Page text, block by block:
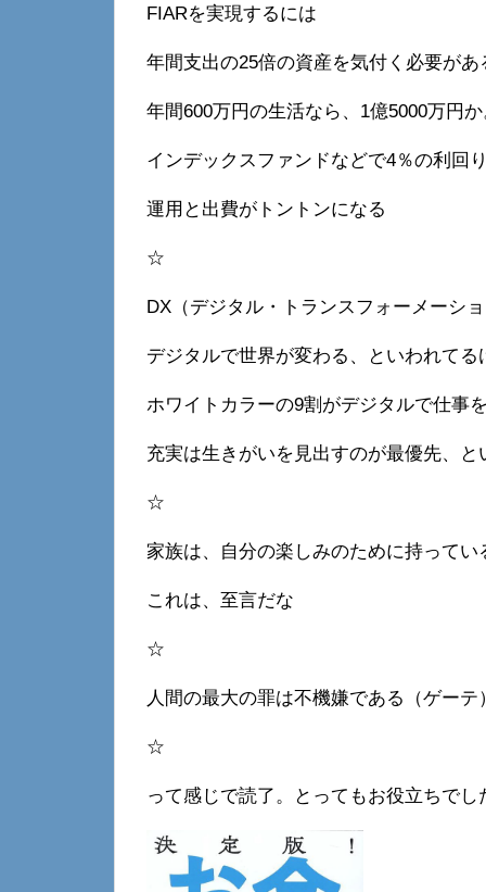
FIARを実現するには
年間支出の25倍の資産を気付く必要があ
年間600万円の生活なら、1億5000万円
インデックスファンドなどで4％の利回
運用と出費がトントンになる
☆
DX（デジタル・トランスフォーメーシ
デジタルで世界が変わる、といわれてる
ホワイトカラーの9割がデジタルで仕事
充実は生きがいを見出すのが最優先、
☆
家族は、自分の楽しみのために持ってい
これは、至言だな
☆
人間の最大の罪は不機嫌である（ゲーテ
☆
って感じで読了。とってもお役立ちでし